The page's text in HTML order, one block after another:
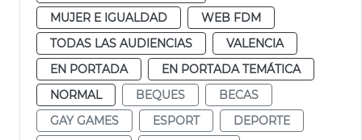
MUJER E IGUALDAD
WEB FDM
TODAS LAS AUDIENCIAS
VALENCIA
EN PORTADA
EN PORTADA TEMÁTICA
NORMAL
BEQUES
BECAS
GAY GAMES
ESPORT
DEPORTE